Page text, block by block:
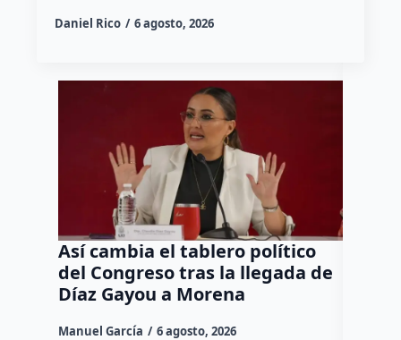
Daniel Rico 6 agosto, 2026
Así cambia el tablero político
del Congreso tras la llegada de
Díaz Gayou a Morena
Manuel García 6 agosto, 2026